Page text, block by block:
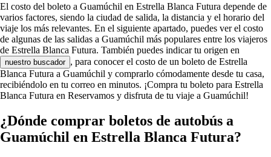
El costo del boleto a Guamúchil en Estrella Blanca Futura depende de
varios factores, siendo la ciudad de salida, la distancia y el horario del
viaje los más relevantes. En el siguiente apartado, puedes ver el costo
de algunas de las salidas a Guamúchil más populares entre los viajeros
de Estrella Blanca Futura. También puedes indicar tu origen en
nuestro buscador , para conocer el costo de un boleto de Estrella
Blanca Futura a Guamúchil y comprarlo cómodamente desde tu casa,
recibiéndolo en tu correo en minutos. ¡Compra tu boleto para Estrella
Blanca Futura en Reservamos y disfruta de tu viaje a Guamúchil!
¿Dónde comprar boletos de autobús a
Guamúchil en Estrella Blanca Futura?